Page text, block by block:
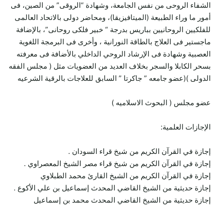
الشفاء الروحى من نفس الجامعة، وشهادة “الروقى” من الصين، فى
أمور ما وراء الطبيعة (الميتافيزيقا)، ومحاضر دولى بالاتحاد العالمى
للفلكيين الروحانيين بباريس بدرجة “ خبير فلكى روحانى”، بالإضافة
ماجستير فى العلاج بالطاقة النورانية ، وأخرى فى البرمجة اللغوية
العصبية وشهادة فى الإرشاد الروحي الداخلي بالأضافة فى معرفته
بسحر الكابلا والسجر بخلاف العديد من العضويات مثل ( مجلس الفقه
الدولى )(عضو جامعه ” جاكرتا ” السابق للعلاجات بالرقية الشرعيه
عضو مجلس ( البحوث الاسلاميه )
الإجازات العلمية:
إجازة في القرآن الكريم من شيخ قراء السودان .
إجازة في القرآن الكريم من شيخ قراء مصر الشيخ المعصراوي .
إجازة في القرآن الكريم من الشيخ القارئ محمد الطبلاوي
إجازة حديثية من الشيخ القاضي المحدث إسماعيل بن علي الأكوع .
إجازة حديثية من الشيخ القاضي المحدث محمد بن إسماعيل